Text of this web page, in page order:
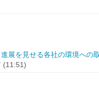
展を見せる各社の環境への
(11:51)